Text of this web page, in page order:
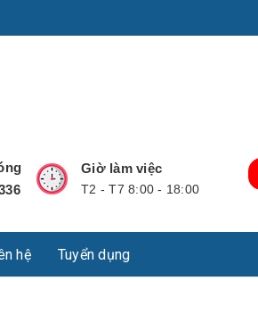
Giờ làm việc
T2 - T7 8:00 - 18:00
hệ Tuyển dụng